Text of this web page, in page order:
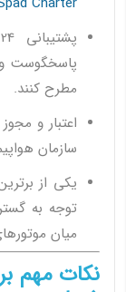
پاسخگوست و
مطرح کنند.
اعتبار و
سازمان
یکی از
توجه به
میان
نکات مهم